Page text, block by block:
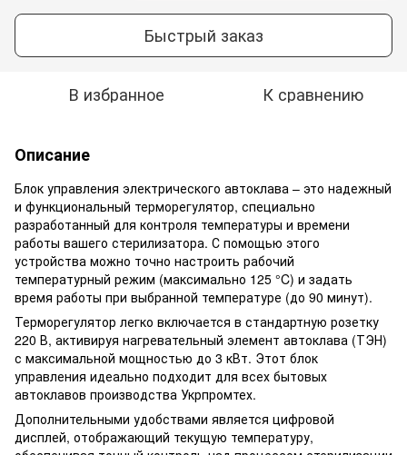
Быстрый заказ
В избранное К сравнению
Описание
Блок управления электрического автоклава – это надежный
и функциональный терморегулятор, специально
разработанный для контроля температуры и времени
работы вашего стерилизатора. С помощью этого
устройства можно точно настроить рабочий
температурный режим (максимально 125 °C) и задать
время работы при выбранной температуре (до 90 минут).
Терморегулятор легко включается в стандартную розетку
220 В, активируя нагревательный элемент автоклава (ТЭН)
с максимальной мощностью до 3 кВт. Этот блок
управления идеально подходит для всех бытовых
автоклавов производства Укрпромтех.
Дополнительными удобствами является цифровой
дисплей, отображающий текущую температуру,